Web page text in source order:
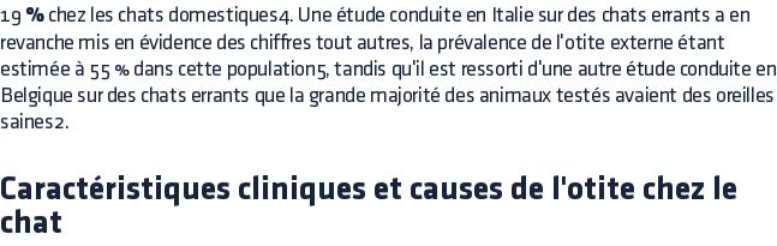
19 %chez les chats domestiques4. Une étude conduite en Italie sur des chats errants a en
revanche mis en évidence des chiffres tout autres, la prévalence de l'otite externe étant
estimée à 55 % dans cette population5, tandis qu'il est ressorti d'une autre étude conduite en
Belgique sur des chats errants que la grande majorité des animaux testés avaient des oreilles
saines2.
Caractéristiques cliniques et causes de l'otite chez le
chat